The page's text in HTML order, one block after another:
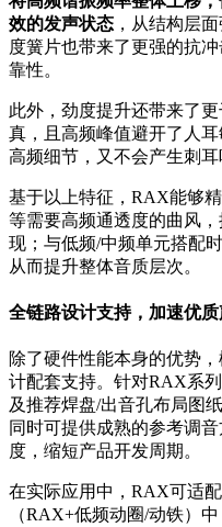
效的发声状态 ，从结构层
度簧片也带来了更强的抗
靠性。
此外，劲度提升还带来了
真，且高频峰值避开了人
高频细节，又不会产生刺耳
基于以上特征，RAX能够
等需要高频通透度的曲风
现；与低频/中频单元搭配
从而提升整体音质层次。
全链路设计支持，加速优
除了硬件性能本身的优势
计配套支持。针对RAX系
及推荐焊盘/出音孔布局图
同时可提供成熟的参考调
度，缩短产品开发周期。
在实际应用中，RAX可适
（RAX+低频动圈/动铁）